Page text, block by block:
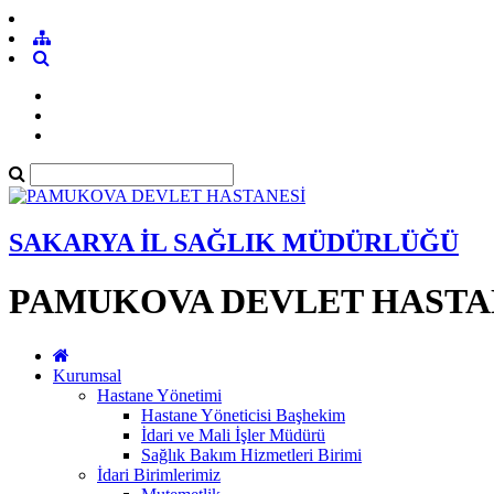
SAKARYA İL SAĞLIK MÜDÜRLÜĞÜ
PAMUKOVA DEVLET
Kurumsal
Hastane Yönetimi
Hastane Yöneticisi Başhekim
İdari ve Mali İşler Müdürü
Sağlık Bakım Hizmetleri Birimi
İdari Birimlerimiz